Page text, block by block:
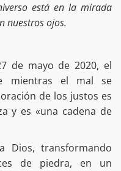
está en la mirada
nuestros ojos.
de mayo de 2020, el
mientras el mal se
de los justos es
y es «una cadena de
Dios, transformando
de piedra, en un